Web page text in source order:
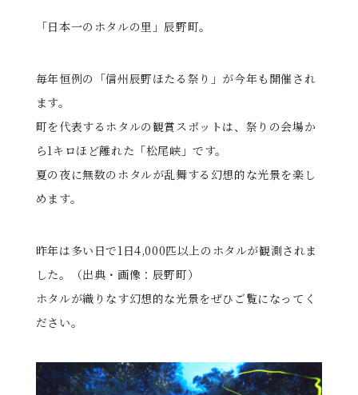
「日本一のホタルの里」辰野町。
毎年恒例の「信州辰野ほたる祭り」が今年も開催され
ます。
町を代表するホタルの観賞スポットは、祭りの会場か
ら1キロほど離れた「松尾峡」です。
夏の夜に無数のホタルが乱舞する幻想的な光景を楽し
めます。
昨年は多い日で1日4,000匹以上のホタルが観測されま
した。（出典・画像：辰野町）
ホタルが織りなす幻想的な光景をぜひご覧になってく
ださい。